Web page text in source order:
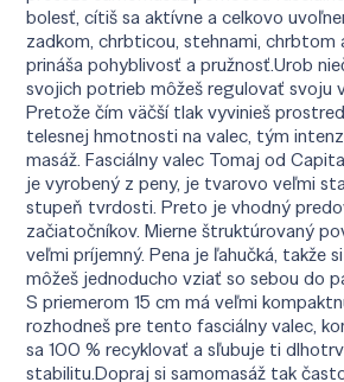
bolesť, cítiš sa aktívne a celkovo
zadkom, chrbticou, stehnami, chrbtom
prináša pohyblivosť a pružnosť.Urob
svojich potrieb môžeš regulovať svoju
Pretože čím väčší tlak vyvinieš
telesnej hmotnosti na valec, tým
masáž. Fasciálny valec Tomaj od
je vyrobený z peny, je tvarovo veľmi
stupeň tvrdosti. Preto je vhodný
začiatočníkov. Mierne štruktúrovaný
veľmi príjemný. Pena je ľahučká, takže
môžeš jednoducho vziať so sebou do
S priemerom 15 cm má veľmi
rozhodneš pre tento fasciálny valec,
sa 100 % recyklovať a sľubuje ti
stabilitu.Dopraj si samomasáž tak